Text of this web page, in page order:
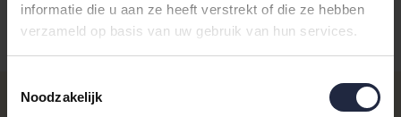
informatie die u aan ze heeft verstrekt of die ze hebben
verzameld op basis van uw gebruik van hun services.
Noodzakelijk
Aantal Maat Prijs
€44,95
Incl. BTW